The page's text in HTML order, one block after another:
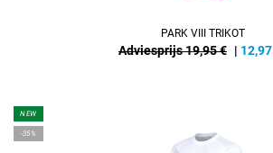
PARK VIII TRIKOT
Adviesprijs 19,95 € | 12,97
NEW
-35%